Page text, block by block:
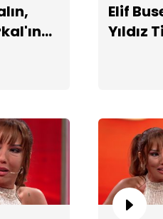
Elif Buse Doğan'dan
Işın Karaca: Sezen
stüdyoda amuda
Elif
Yıldız